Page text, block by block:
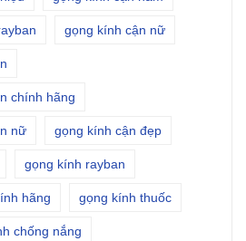
gọng kính cận nữ
chính hãng
nữ gọng kính cận đẹp
gọng kính rayban
hãng gọng kính thuốc
chống nắng